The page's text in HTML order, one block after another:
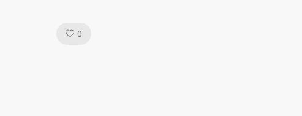
0